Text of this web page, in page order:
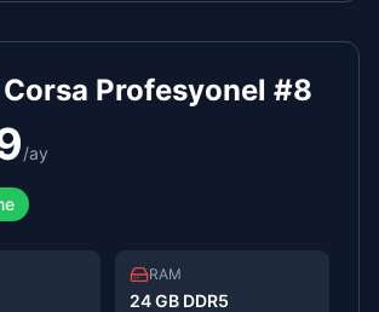
Profesyonel #8
/ay
RAM
24 GB DDR5